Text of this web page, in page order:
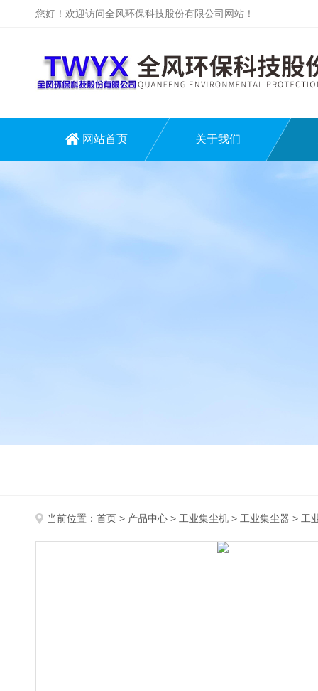
您好！欢迎访问全风环保科技股份有限公司网站！
网站首页 关于我们
当前位置： 首页 > 产品中心 > 工业集尘机 > 工业集尘器 > 工